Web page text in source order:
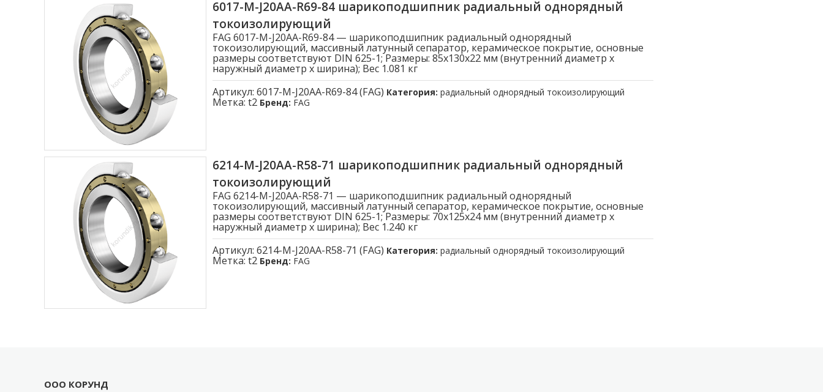
6017-M-J20AA-R69-84 шарикоподшипник радиальный однорядный
токоизолирующий
FAG 6017-M-J20AA-R69-84 — шарикоподшипник радиальный однорядный
токоизолирующий, массивный латунный сепаратор, керамическое покрытие, основные
размеры соответствуют DIN 625-1; Размеры: 85x130x22 мм (внутренний диаметр x
наружный диаметр x ширина); Вес 1.081 кг
Артикул: 6017-M-J20AA-R69-84 (FAG) Категория: радиальный однорядный токоизолирующий
Метка: t2 Бренд: FAG
6214-M-J20AA-R58-71 шарикоподшипник радиальный однорядный
токоизолирующий
FAG 6214-M-J20AA-R58-71 — шарикоподшипник радиальный однорядный
токоизолирующий, массивный латунный сепаратор, керамическое покрытие, основные
размеры соответствуют DIN 625-1; Размеры: 70x125x24 мм (внутренний диаметр x
наружный диаметр x ширина); Вес 1.240 кг
Артикул: 6214-M-J20AA-R58-71 (FAG) Категория: радиальный однорядный токоизолирующий
Метка: t2 Бренд: FAG
ООО КОРУНД